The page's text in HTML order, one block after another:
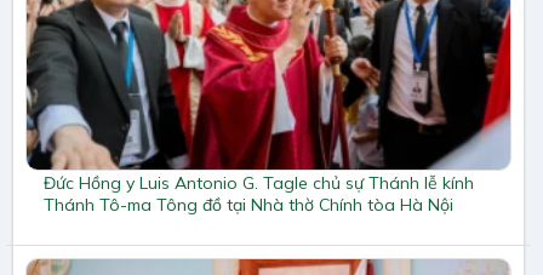
Đức Hồng y Luis Antonio G. Tagle chủ sự Thánh lễ kính
Thánh Tô-ma Tông đồ tại Nhà thờ Chính tòa Hà Nội